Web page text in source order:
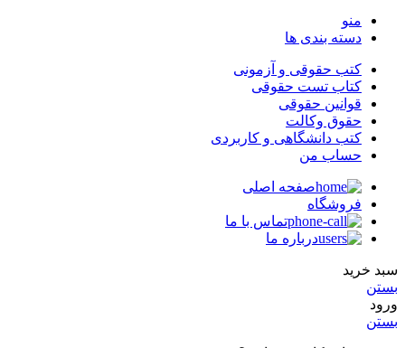
منو
دسته بندی ها
کتب حقوقی و آزمونی
کتاب تست حقوقی
قوانین حقوقی
حقوق وکالت
کتب دانشگاهی و کاربردی
حساب من
صفحه اصلی
فروشگاه
تماس با ما
درباره ما
سبد خرید
بستن
ورود
بستن